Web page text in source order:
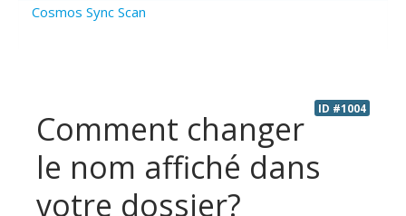
Connexion
Cosmos Sync Scan
ID #1004
Comment changer
le nom affiché dans
votre dossier?